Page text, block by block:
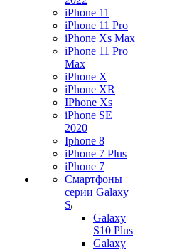
iPhone 11
iPhone 11 Pro
iPhone Xs Max
iPhone 11 Pro
Max
iPhone X
iPhone XR
IPhone Xs
iPhone SE
2020
Iphone 8
iPhone 7 Plus
iPhone 7
Смартфоны
серии Galaxy
S
Galaxy
S10 Plus
Galaxy